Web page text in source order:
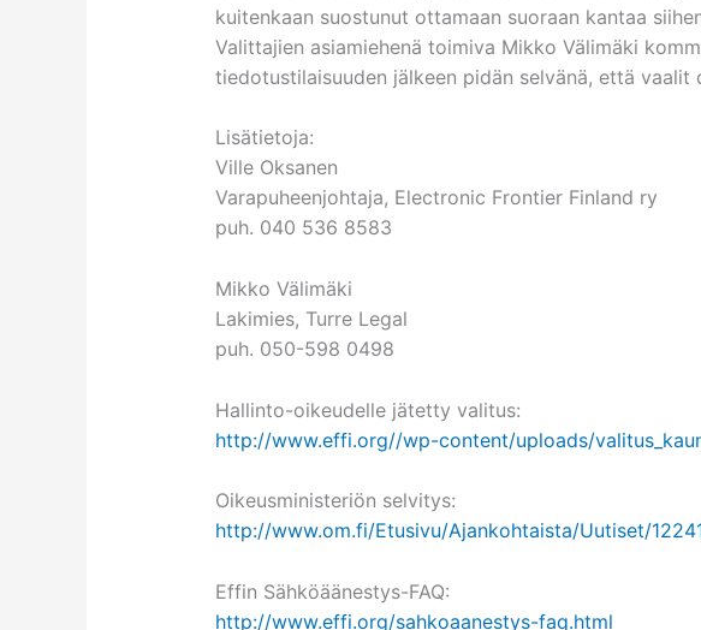
kuitenkaan suostunut ottamaan suoraan kantaa
Valittajien asiamiehenä toimiva Mikko Välimäki
tiedotustilaisuuden jälkeen pidän selvänä, että vaalit
Lisätietoja:
Ville Oksanen
Varapuheenjohtaja, Electronic Frontier Finland ry
puh. 040 536 8583
Mikko Välimäki
Lakimies, Turre Legal
puh. 050-598 0498
Hallinto-oikeudelle jätetty valitus:
http://www.effi.org//wp-content/uploads/
Oikeusministeriön selvitys:
http://www.om.fi/Etusivu/Ajankohtaista/Uutiset/
Effin Sähköäänestys-FAQ:
http://www.effi.org/sahkoaanestys-faq.html